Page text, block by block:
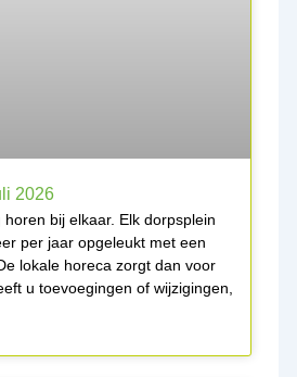
2026
bij elkaar. Elk dorpsplein
per jaar opgeleukt met een
lokale horeca zorgt dan voor
u toevoegingen of wijzigingen,